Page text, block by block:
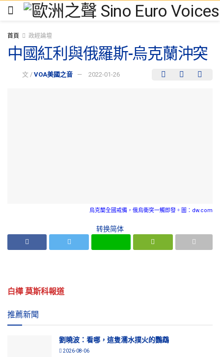
首頁 政經論壇
中國紅利與俄羅斯-烏克蘭沖突
文 / VOA美國之音 2022-01-26
烏克蘭全國戒備，俄烏衝突一觸即發。圖：dw.com
转换简体
白樺 莫斯科報道
推薦新聞
劉曉波：看哪，這隻濡水撲火的鸚鵡
2026-08-06